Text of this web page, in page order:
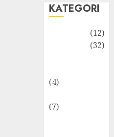
KATEGORI
(12)
(32)
(4)
(7)